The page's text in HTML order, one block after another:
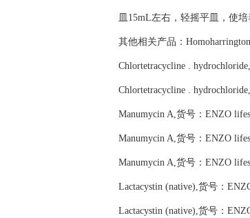
皿15mL左右，轻摇平皿，使
其他相关产品：
Chlortetracycline .
Chlortetracycline .
Manumycin A,货号：ENZO
Manumycin A,货号：ENZO
Manumycin A,货号：ENZO
Lactacystin (native),货号：
Lactacystin (native),货号：